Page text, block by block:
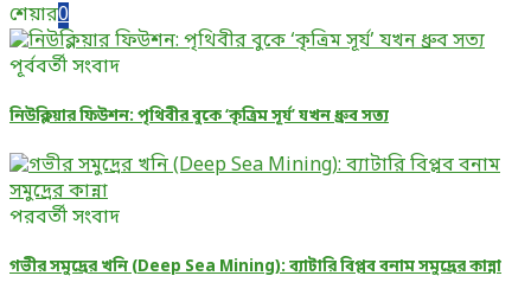
শেয়ার0
পূর্ববর্তী সংবাদ
নিউক্লিয়ার ফিউশন: পৃথিবীর বুকে ‘কৃত্রিম সূর্য’ যখন ধ্রুব সত্য
পরবর্তী সংবাদ
গভীর সমুদ্রের খনি (Deep Sea Mining): ব্যাটারি বিপ্লব বনাম সমুদ্রের কান্না